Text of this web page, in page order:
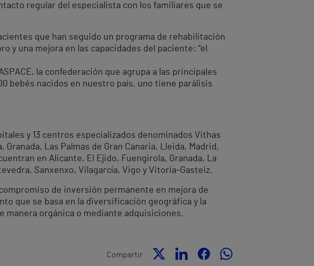
regular del especialista con los familiares que se
que han seguido un programa de rehabilitación
y una mejora en las capacidades del paciente: “el
la confederación que agrupa a las principales
bebés nacidos en nuestro país, uno tiene parálisis
y 13 centros especializados denominados Vithas
Las Palmas de Gran Canaria, Lleida, Madrid,
en Alicante, El Ejido, Fuengirola, Granada, La
Sanxenxo, Vilagarcía, Vigo y Vitoria-Gasteiz.
de inversión permanente en mejora de
que se basa en la diversificación geográfica y la
manera orgánica o mediante adquisiciones.
Compartir